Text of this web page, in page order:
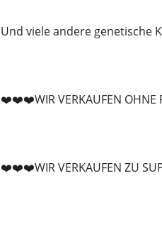
Und viele andere genetische
❤️❤️❤️WIR VERKAUFEN
❤️❤️❤️WIR VERKAUFEN ZU